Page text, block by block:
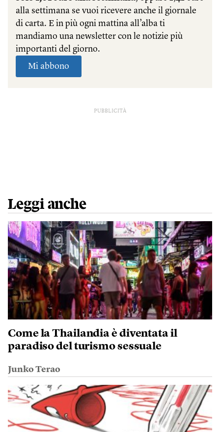
PUBBLICITÀ
Leggi anche
Come la Thailandia è diventata il
paradiso del turismo sessuale
Junko Terao